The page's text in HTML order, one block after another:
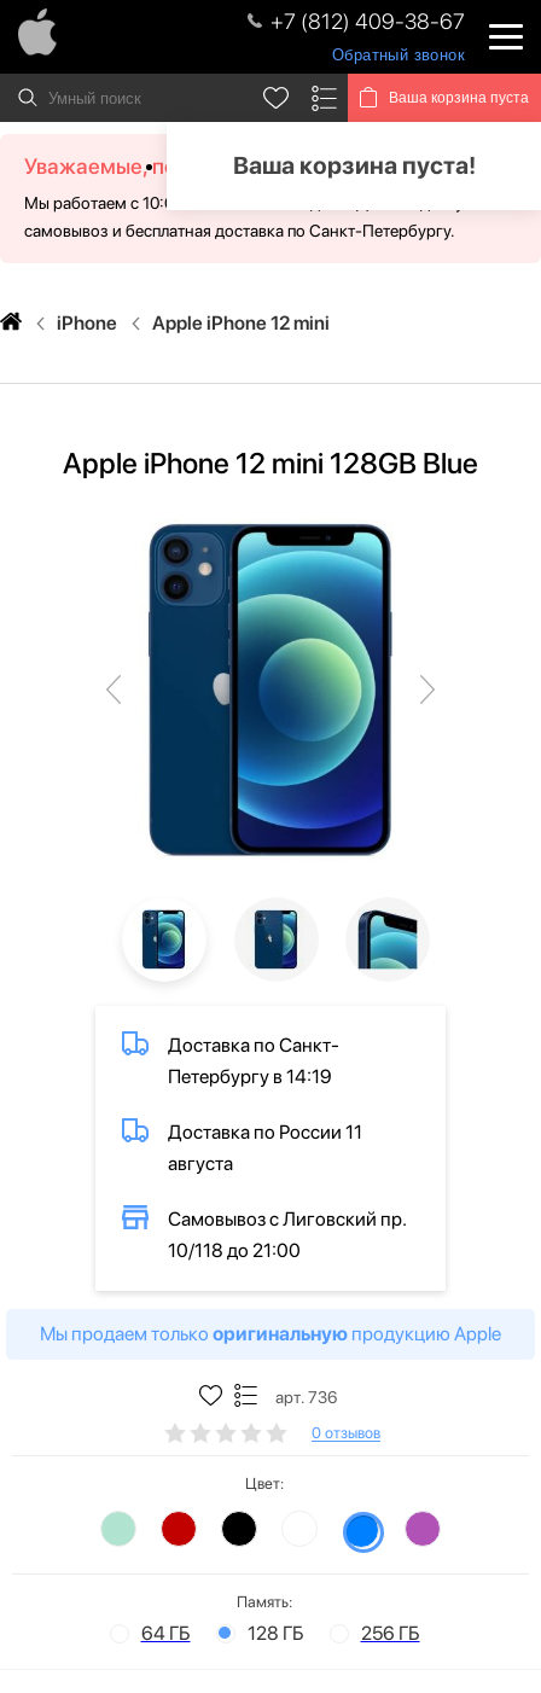
+7 (812) 409-38-67
Обратный звонок
Ваша корзина пуста
Ваша корзина пуста!
Уважаемые, посетители!
Мы работаем с 10:00 - 21:00 без выходных. Для Вас доступен
самовывоз и бесплатная доставка по Санкт-Петербургу.
iPhone Apple iPhone 12 mini
Apple iPhone 12 mini 128GB Blue
Доставка по Санкт-
Петербургу в 14:19
Доставка по России 11
августа
Самовывоз с Лиговский пр.
10/118 до 21:00
Мы продаем только оригинальную продукцию Apple
арт. 736
0 отзывов
Цвет:
Память:
64 ГБ 128 ГБ 256 ГБ